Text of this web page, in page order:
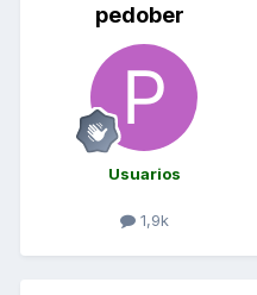
pedober
Usuarios
1,9k